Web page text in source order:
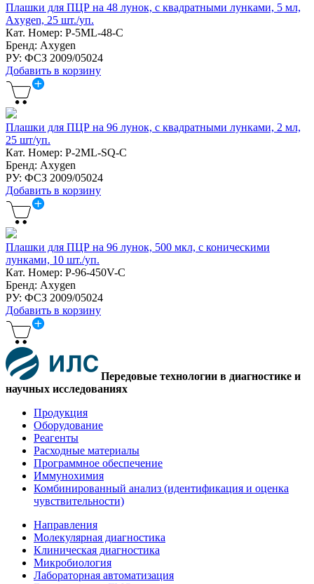
Плашки для ПЦР на 48 лунок, с квадратными лунками, 5 мл,
Axygen, 25 шт./уп.
Кат. Номер: P-5ML-48-C
Бренд: Axygen
РУ: ФСЗ 2009/05024
Добавить в корзину
Плашки для ПЦР на 96 лунок, с квадратными лунками, 2 мл,
25 шт/уп.
Кат. Номер: P-2ML-SQ-C
Бренд: Axygen
РУ: ФСЗ 2009/05024
Добавить в корзину
Плашки для ПЦР на 96 лунок, 500 мкл, с коническими
лунками, 10 шт./уп.
Кат. Номер: P-96-450V-C
Бренд: Axygen
РУ: ФСЗ 2009/05024
Добавить в корзину
Передовые технологии в диагностике и
научных исследованиях
Продукция
Оборудование
Реагенты
Расходные материалы
Программное обеспечение
Иммунохимия
Комбинированный анализ (идентификация и оценка
чувствительности)
Направления
Молекулярная диагностика
Клиническая диагностика
Микробиология
Лабораторная автоматизация